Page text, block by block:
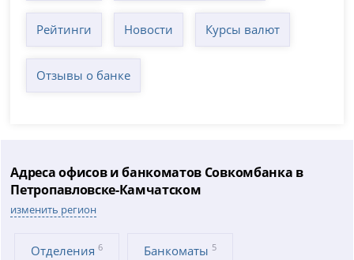
Рейтинги Новости Курсы валют
Отзывы о банке
Адреса офисов и банкоматов Совкомбанка в
Петропавловске-Камчатском
изменить регион
Отделения6 Банкоматы 5